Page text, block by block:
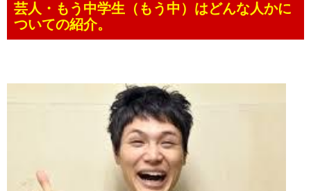
芸人・もう中学生（もう中）はどんな人かに
ついての紹介。